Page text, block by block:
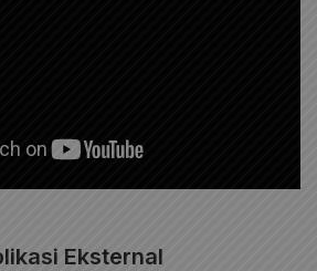
Eksternal